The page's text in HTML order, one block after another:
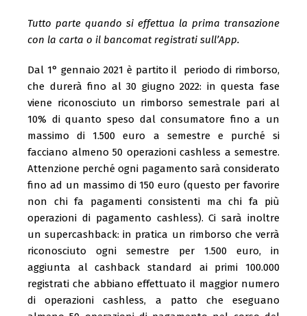
Tutto parte quando si effettua la prima transazione
con la carta o il bancomat registrati sull’App.
Dal 1° gennaio 2021 è partito il periodo di rimborso,
che durerà fino al 30 giugno 2022: in questa fase
viene riconosciuto un rimborso semestrale pari al
10% di quanto speso dal consumatore fino a un
massimo di 1.500 euro a semestre e purché si
facciano almeno 50 operazioni cashless a semestre.
Attenzione perché ogni pagamento sarà considerato
fino ad un massimo di 150 euro (questo per favorire
non chi fa pagamenti consistenti ma chi fa più
operazioni di pagamento cashless). Ci sarà inoltre
un supercashback: in pratica un rimborso che verrà
riconosciuto ogni semestre per 1.500 euro, in
aggiunta al cashback standard ai primi 100.000
registrati che abbiano effettuato il maggior numero
di operazioni cashless, a patto che eseguano